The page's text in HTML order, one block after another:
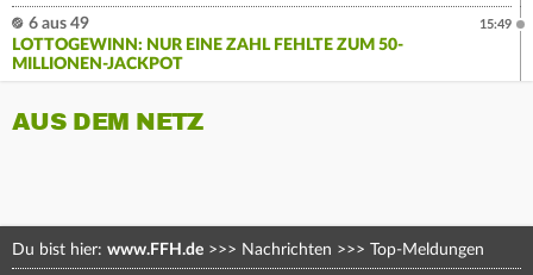
6 aus 49
LOTTOGEWINN: NUR EINE ZAHL FEHLTE ZUM 50-
MILLIONEN-JACKPOT
15:49
AUS DEM NETZ
Du bist hier: www.FFH.de >>> Nachrichten >>> Top-Meldungen